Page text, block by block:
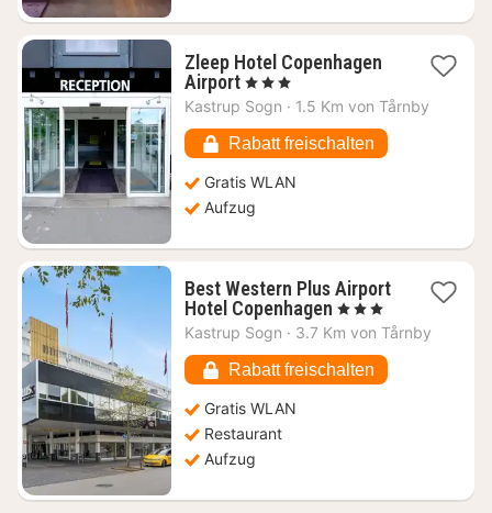
Zleep Hotel Copenhagen
Airport1
Nacht
97,06
€
, 3 Sterne
Kastrup Sogn · 1.5 Km von Tårnby
Rabatt freischalten
Gratis WLAN
Aufzug
Best Western Plus Airport
Hotel Copenhagen 1
Nacht
102,65
€
, 3 Sterne
Kastrup Sogn · 3.7 Km von Tårnby
Rabatt freischalten
Gratis WLAN
Restaurant
Aufzug